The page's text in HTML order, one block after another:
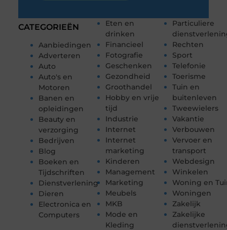
CATEGORIEËN
Aanbiedingen
Adverteren
Auto
Auto's en
Motoren
Banen en
opleidingen
Beauty en
verzorging
Bedrijven
Blog
Boeken en
Tijdschriften
Dienstverlening
Dieren
Electronica en
Computers
Eten en
drinken
Financieel
Fotografie
Geschenken
Gezondheid
Groothandel
Hobby en vrije
tijd
Industrie
Internet
Internet
marketing
Kinderen
Management
Marketing
Meubels
MKB
Mode en
Kleding
Particuliere
Rechten
Sport
Telefonie
Toerisme
Tuin en
buitenleven
Tweewielers
Vakantie
Verbouwen
Vervoer en
transport
Webdesign
Winkelen
Woning en
Woningen
Zakelijk
Zakelijke